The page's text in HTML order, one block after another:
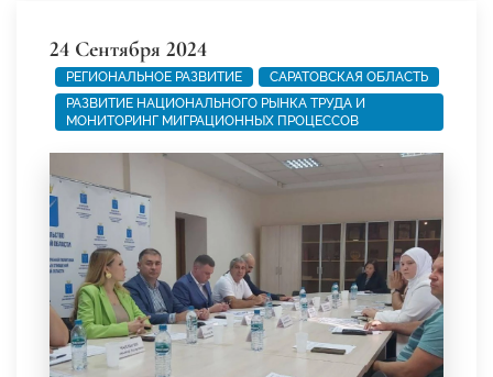
24 Сентября 2024
РЕГИОНАЛЬНОЕ РАЗВИТИЕ
САРАТОВСКАЯ ОБЛАСТЬ
РАЗВИТИЕ НАЦИОНАЛЬНОГО РЫНКА ТРУДА И
МОНИТОРИНГ МИГРАЦИОННЫХ ПРОЦЕССОВ